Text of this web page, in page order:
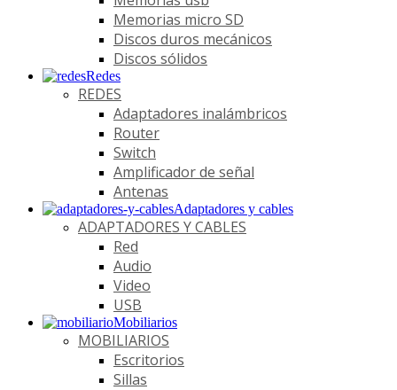
Memorias micro SD
Discos duros mecánicos
Discos sólidos
Redes
REDES
Adaptadores inalámbricos
Router
Switch
Amplificador de señal
Antenas
Adaptadores y cables
ADAPTADORES Y CABLES
Red
Audio
Video
USB
Mobiliarios
MOBILIARIOS
Escritorios
Sillas